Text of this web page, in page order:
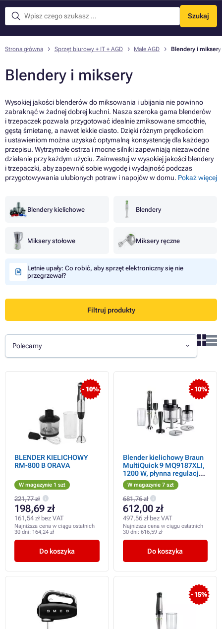
Szukaj
Menu
Strona główna Sprzęt biurowy + IT + AGD Małe AGD Blendery i miksery
Blendery i miksery
Wysokiej jakości blenderów do miksowania i ubijania nie powinno
zabraknąć w żadnej dobrej kuchni. Nasza szeroka gama blenderów
i trzepaczek pozwala przygotować idealnie zmiksowane smoothie,
gęstą śmietanę, a nawet lekkie ciasto. Dzięki różnym prędkościom
i ustawieniom można uzyskać optymalną konsystencję dla każdego
przepisu. Wytrzymałe ostrza i mocne silniki zapewniają niezawodne
działanie przy każdym użyciu. Zainwestuj w wysokiej jakości blendery
i trzepaczki, aby zapewnić sobie wygodę i wydajność podczas
przygotowywania ulubionych potraw i napojów w domu. Pokaż więcej
Blendery kielichowe Blendery
Miksery stołowe Miksery ręczne
Letnie upały: Co robić, aby sprzęt elektroniczny się nie
przegrzewał?
Filtruj produkty
Polecamy
- 10%
BLENDER KIELICHOWY
RM-800 B ORAVA
W magazynie 1 szt
221,77 zł
198,69 zł
161,54 zł bez VAT
Najniższa cena w ciągu ostatnich
30 dni: 164,24 zł
Do koszyka
- 10%
Blender kielichowy Braun
MultiQuick 9 MQ9187XLI,
1200 W, płynna regulacja
prędkości, SplashControl
W magazynie 7 szt
681,76 zł
612,00 zł
497,56 zł bez VAT
Najniższa cena w ciągu ostatnich
30 dni: 616,59 zł
Do koszyka
- 15%